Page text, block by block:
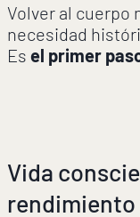
Volver al cuerpo
necesidad
Es el primer
Vida
rendimiento